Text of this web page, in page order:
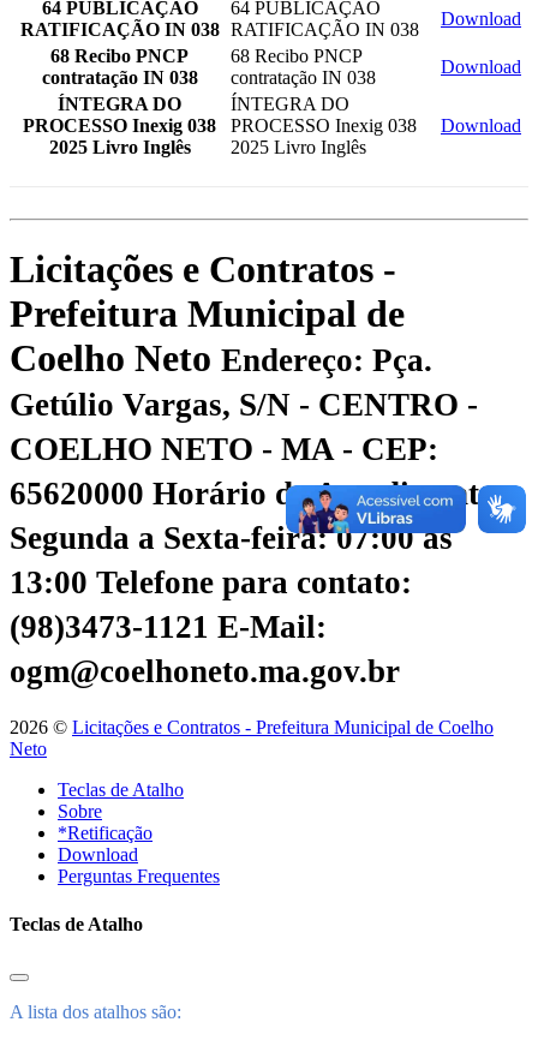
64 PUBLICAÇÃO
RATIFICAÇÃO IN 038
64 PUBLICAÇÃO
RATIFICAÇÃO IN 038
Download
68 Recibo PNCP
contratação IN 038
68 Recibo PNCP
contratação IN 038
Download
ÍNTEGRA DO
PROCESSO Inexig 038
2025 Livro Inglês
ÍNTEGRA DO
PROCESSO Inexig 038
2025 Livro Inglês
Download
Licitações e Contratos -
Prefeitura Municipal de
Coelho Neto Endereço: Pça.
Getúlio Vargas, S/N - CENTRO -
COELHO NETO - MA - CEP:
65620000 Horário de Atendimento:
Segunda a Sexta-feira: 07:00 às
13:00 Telefone para contato:
(98)3473-1121 E-Mail:
ogm@coelhoneto.ma.gov.br
2026 © Licitações e Contratos - Prefeitura Municipal de Coelho
Neto
Teclas de Atalho
Sobre
*Retificação
Download
Perguntas Frequentes
Teclas de Atalho
A lista dos atalhos são: